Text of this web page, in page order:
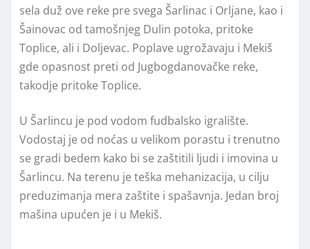
sela duž ove reke pre svega Šarlinac i Orljane, kao i
Šainovac od tamošnjeg Dulin potoka, pritoke
Toplice, ali i Doljevac. Poplave ugrožavaju i Mekiš
gde opasnost preti od Jugbogdanovačke reke,
takodje pritoke Toplice.
U Šarlincu je pod vodom fudbalsko igralište.
Vodostaj je od noćas u velikom porastu i trenutno
se gradi bedem kako bi se zaštitili ljudi i imovina u
Šarlincu. Na terenu je teška mehanizacija, u cilju
preduzimanja mera zaštite i spašavnja. Jedan broj
mašina upućen je i u Mekiš.